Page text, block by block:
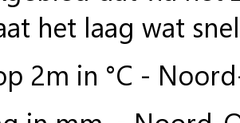
het laag wat